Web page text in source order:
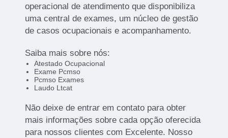
operacional de atendimento que disponibiliza
uma central de exames, um núcleo de gestão
de casos ocupacionais e acompanhamento.
Saiba mais sobre nós:
Atestado Ocupacional
Exame Pcmso
Pcmso Exames
Laudo Ltcat
Não deixe de entrar em contato para obter
mais informações sobre cada opção oferecida
para nossos clientes com Excelente. Nosso